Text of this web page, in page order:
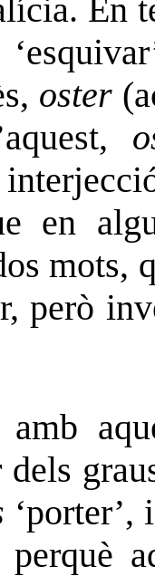
En
oster
en
però
perquè